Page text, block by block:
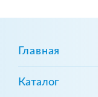
Главная
Каталог